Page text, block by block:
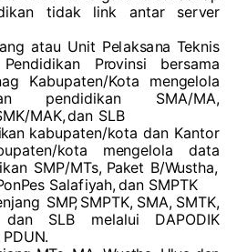
ikan tidak link antar server
angatau Unit Pelaksana Teknis
Pendidikan Provinsi bersama
ag Kabupaten/Kota mengelola
n pendidikan SMA/MA,
MK/MAK,dan SLB
kabupaten/kota dan Kantor
upaten/kota mengelola data
ikan SMP/MTs, Paket B/Wustha,
onPes Salafiyah,dan SMPTK
jang SMP, SMPTK, SMA, SMTK,
dan SLB melalui DAPODIK
PDUN.